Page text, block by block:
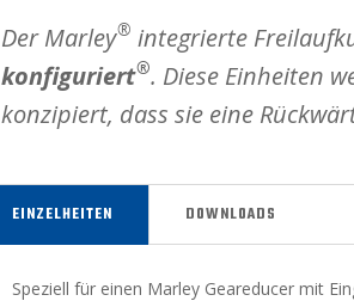
Der Marley® integrierte
konfiguriert®. Diese Einheiten
konzipiert, dass sie eine
EINZELHEITEN DOWNLOADS
Speziell für einen Marley Geareducer mit